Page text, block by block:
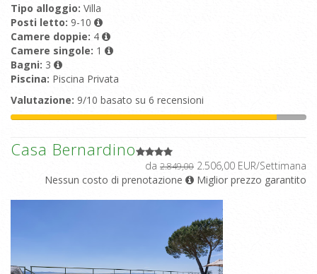
Tipo alloggio: Villa
Posti letto: 9-10
Camere doppie: 4
Camere singole: 1
Bagni: 3
Piscina: Piscina Privata
Valutazione: 9/10 basato su 6 recensioni
Casa Bernardino
da 2.849,00 2.506,00 EUR/Settimana
Nessun costo di prenotazione
Miglior prezzo garantito